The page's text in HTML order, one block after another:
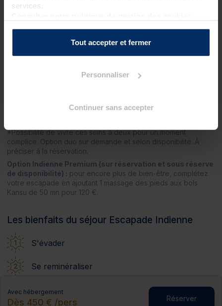
services.
Tout accepter et fermer
Personnaliser
Continuer sans accepter
Avec hébergement
Dès 450 € /pers Réserver
Soins thalasso
chauffant
1 bain hydromassant aux cristaux de mer ou à la gelée
d'algues* ?
1 massage abhyanga* (50 mn) ?
*Possibilité de vivre ces soins à deux pour un moment
complice. Option duo sur demande et selon disponibilité. À
préciser à la réservation.
Option Indienne Premium (sur réservation et sous réserve
de disponibilité) : pour encore plus de bien-être, complétez
votre escapade en ajoutant 1 massage des pieds aux bols
Kansu de 50 mn pour 120 €.
Les bienfaits du séjour Escapade Indienne
S'évader
Se reminéraliser
Se détendre